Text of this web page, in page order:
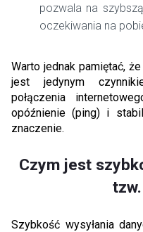
pozwala na
oczekiwania na
Warto jednak pamiętać,
jest jedynym
połączenia
opóźnienie (ping) i
znaczenie.
Czym jest
Szybkość wysyłania